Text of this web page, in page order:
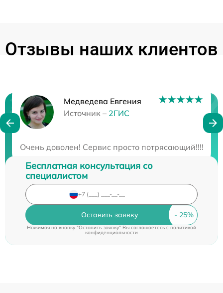
Отзывы наших клиентов
Медведева Евгения
Источник – 2ГИС
Очень доволен! Сервис просто потрясающий!!!!
Нужна консультация?
Бесплатная консультация со
специалистом
Оставить заявку
Нажимая на кнопку "Оставить заявку" Вы соглашаетесь cполитикой
конфиденциальности